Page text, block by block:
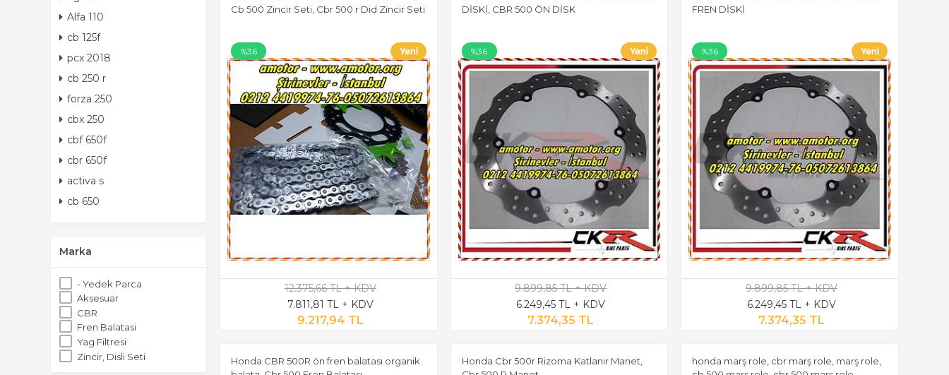
Alfa 110
cb 125f
pcx 2018
cb 250 r
forza 250
cbx 250
cbf 650f
cbr 650f
activa s
cb 650
Marka
- Yedek Parca
Aksesuar
CBR
Fren Balatasi
Yag Filtresi
Zincir, Disli Seti
Cb 500 Zincir Seti, Cbr 500 r Did Zincir Seti
%36
12.375,66 TL + KDV
7.811,81 TL + KDV
9.217,94 TL
DİSKİ, CBR 500 ÖN DİSK
%36
9.899,85 TL + KDV
6.249,45 TL + KDV
7.374,35 TL
FREN DİSKİ
%36
9.899,85 TL + KDV
6.249,45 TL + KDV
7.374,35 TL
Honda CBR 500R ön fren balatası organik
Honda Cbr 500r Rizoma Katlanır Manet,
honda marş role, cbr marş role, marş role,